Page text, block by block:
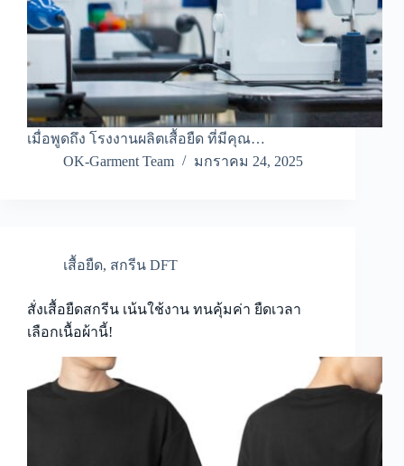
เมื่อพูดถึง โรงงานผลิตเสื้อยืด ที่มีคุณ…
OK-Garment Team
มกราคม 24, 2025
เสื้อยืด, สกรีน DFT
สั่งเสื้อยืดสกรีน เน้นใช้งาน ทนคุ้มค่า ยืดเวลา
เลือกเนื้อผ้านี้!